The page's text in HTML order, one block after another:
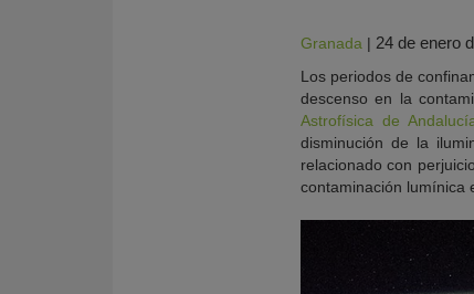
Granada | 24 de enero
Los periodos de
descenso en la
Astrofísica de
disminución de la
relacionado con
contaminación lumínica